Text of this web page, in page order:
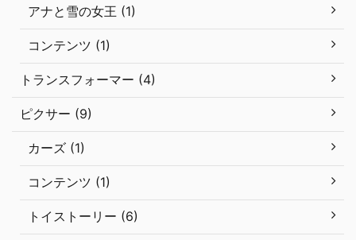
アナと雪の女王 (1)
コンテンツ (1)
トランスフォーマー (4)
ピクサー (9)
カーズ (1)
コンテンツ (1)
トイストーリー (6)